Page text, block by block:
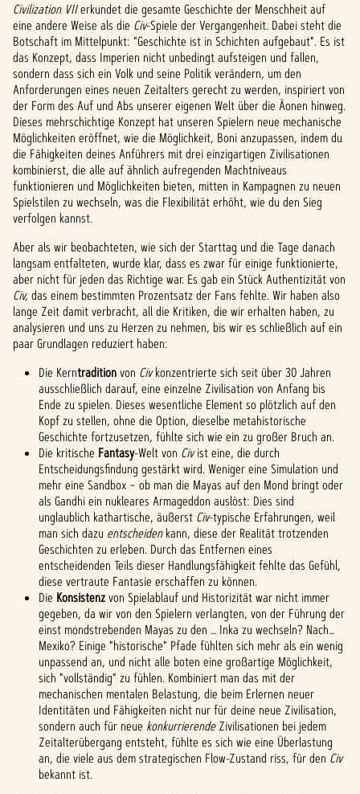
Civilization VIIerkundet die gesamte Geschichte der Menschheit auf
eine andere Weise als die Civ-Spiele der Vergangenheit. Dabei steht die
Botschaft im Mittelpunkt: "Geschichte ist in Schichten aufgebaut". Es ist
das Konzept, dass Imperien nicht unbedingt aufsteigen und fallen,
sondern dass sich ein Volk und seine Politik verändern, um den
Anforderungen eines neuen Zeitalters gerecht zu werden, inspiriert von
der Form des Auf und Abs unserer eigenen Welt über die Äonen hinweg.
Dieses mehrschichtige Konzept hat unseren Spielern neue mechanische
Möglichkeiten eröffnet, wie die Möglichkeit, Boni anzupassen, indem du
die Fähigkeiten deines Anführers mit drei einzigartigen Zivilisationen
kombinierst, die alle auf ähnlich aufregenden Machtniveaus
funktionieren und Möglichkeiten bieten, mitten in Kampagnen zu neuen
Spielstilen zu wechseln, was die Flexibilität erhöht, wie du den Sieg
verfolgen kannst.
Aber als wir beobachteten, wie sich der Starttag und die Tage danach
langsam entfalteten, wurde klar, dass es zwar für einige funktionierte,
aber nicht für jeden das Richtige war. Es gab ein Stück Authentizität von
Civ, das einem bestimmten Prozentsatz der Fans fehlte. Wir haben also
lange Zeit damit verbracht, all die Kritiken, die wir erhalten haben, zu
analysieren und uns zu Herzen zu nehmen, bis wir es schließlich auf ein
paar Grundlagen reduziert haben:
Die Kerntraditionvon Civkonzentrierte sich seit über 30 Jahren
ausschließlich darauf, eine einzelne Zivilisation von Anfang bis
Ende zu spielen. Dieses wesentliche Element so plötzlich auf den
Kopf zu stellen, ohne die Option, dieselbe metahistorische
Geschichte fortzusetzen, fühlte sich wie ein zu großer Bruch an.
Die kritische Fantasy-Welt von Civist eine, die durch
Entscheidungsfindung gestärkt wird. Weniger eine Simulation und
mehr eine Sandbox – ob man die Mayas auf den Mond bringt oder
als Gandhi ein nukleares Armageddon auslöst: Dies sind
unglaublich kathartische, äußerst Civ-typische Erfahrungen, weil
man sich dazu entscheidenkann, diese der Realität trotzenden
Geschichten zu erleben. Durch das Entfernen eines
entscheidenden Teils dieser Handlungsfähigkeit fehlte das Gefühl,
diese vertraute Fantasie erschaffen zu können.
Die Konsistenzvon Spielablauf und Historizität war nicht immer
gegeben, da wir von den Spielern verlangten, von der Führung der
einst mondstrebenden Mayas zu den … Inka zu wechseln? Nach…
Mexiko? Einige "historische" Pfade fühlten sich mehr als ein wenig
unpassend an, und nicht alle boten eine großartige Möglichkeit,
sich "vollständig" zu fühlen. Kombiniert man das mit der
mechanischen mentalen Belastung, die beim Erlernen neuer
Identitäten und Fähigkeiten nicht nur für deine neue Zivilisation,
sondern auch für neue konkurrierendeZivilisationen bei jedem
Zeitalterübergang entsteht, fühlte es sich wie eine Überlastung
an, die viele aus dem strategischen Flow-Zustand riss, für den Civ
bekannt ist.